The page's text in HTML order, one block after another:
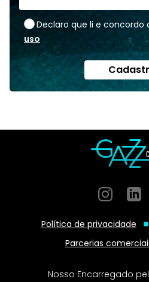
Declaro que li e concordo
uso
Instagram
Política de privacidade
Parcerias
Nosso Encarregado